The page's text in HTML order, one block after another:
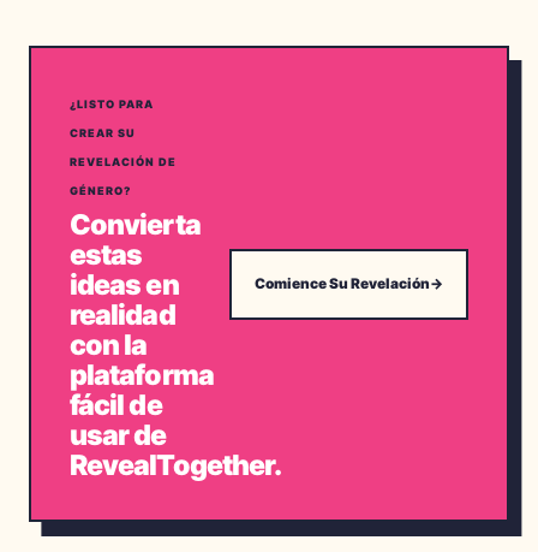
¿LISTO PARA
CREAR SU
REVELACIÓN DE
GÉNERO?
Convierta
estas
ideas en
realidad
con la
plataforma
fácil de
usar de
RevealTogether.
Comience Su Revelación→